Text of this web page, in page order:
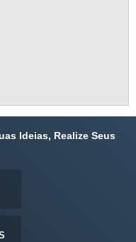
Ideias, Realize Seus